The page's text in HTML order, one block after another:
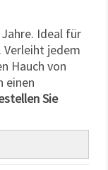
Ideal für
jedem
Hauch von
einen
Sie